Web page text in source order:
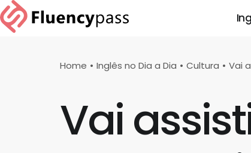
Home Inglês no Dia a Dia Cultura Vai
Vai